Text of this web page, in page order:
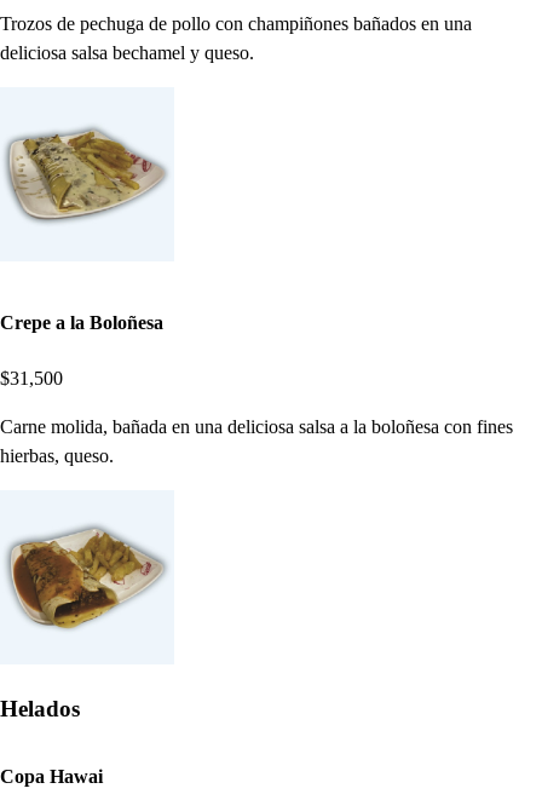
Trozos de pechuga de pollo con champiñones bañados en una
deliciosa salsa bechamel y queso.
Crepe a la Boloñesa
$31,500
Carne molida, bañada en una deliciosa salsa a la boloñesa con fines
hierbas, queso.
Helados
Copa Hawai